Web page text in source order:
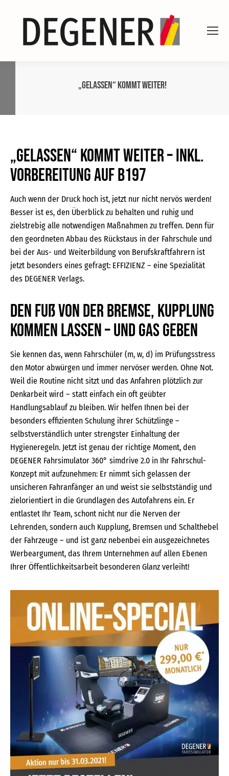
„Gelassen“ kommt weiter!
„Gelassen“ kommt weiter – inkl.
Vorbereitung auf B197
Auch wenn der Druck hoch ist, jetzt nur nicht nervös werden!
Besser ist es, den Überblick zu behalten und ruhig und
zielstrebig alle notwendigen Maßnahmen zu treffen. Denn für
den geordneten Abbau des Rückstaus in der Fahrschule und
bei der Aus- und Weiterbildung von Berufskraftfahrern ist
jetzt besonders eines gefragt: EFFIZIENZ – eine Spezialität
des DEGENER Verlags.
Den Fuß von der Bremse, Kupplung
kommen lassen – und Gas geben
Sie kennen das, wenn Fahrschüler (m, w, d) im Prüfungsstress
den Motor abwürgen und immer nervöser werden. Ohne Not.
Weil die Routine nicht sitzt und das Anfahren plötzlich zur
Denkarbeit wird – statt einfach ein oft geübter
Handlungsablauf zu bleiben. Wir helfen Ihnen bei der
besonders effizienten Schulung ihrer Schützlinge –
selbstverständlich unter strengster Einhaltung der
Hygieneregeln. Jetzt ist genau der richtige Moment, den
DEGENER Fahrsimulator 360° simdrive 2.0 in Ihr Fahrschul-
Konzept mit aufzunehmen: Er nimmt sich gelassen der
unsicheren Fahranfänger an und weist sie selbstständig und
zielorientiert in die Grundlagen des Autofahrens ein. Er
entlastet Ihr Team, schont nicht nur die Nerven der
Lehrenden, sondern auch Kupplung, Bremsen und Schalthebel
der Fahrzeuge – und ist ganz nebenbei ein ausgezeichnetes
Werbeargument, das Ihrem Unternehmen auf allen Ebenen
Ihrer Öffentlichkeitsarbeit besonderen Glanz verleiht!